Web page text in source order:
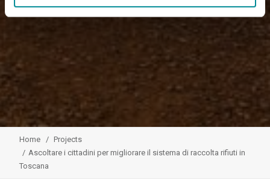
Home
Projects
Ascoltare i cittadini per migliorare il sistema di raccolta rifiuti in
Toscana